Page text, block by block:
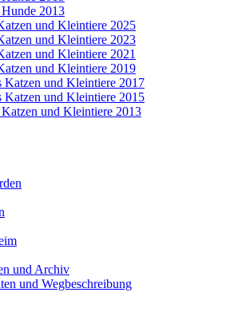
2013
und Kleintiere 2025
und Kleintiere 2023
und Kleintiere 2021
und Kleintiere 2019
Katzen und Kleintiere 2017
Katzen und Kleintiere 2015
und Kleintiere 2013
und Archiv
und Wegbeschreibung